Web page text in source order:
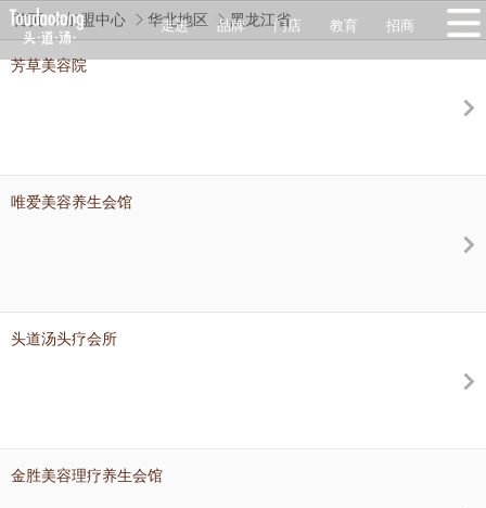
走进 品牌 门店 教育 招商
首页 加盟中心 华北地区 黑龙江省
芳草美容院
唯爱美容养生会馆
头道汤头疗会所
金胜美容理疗养生会馆